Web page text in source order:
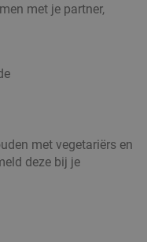
met je partner,
met vegetariërs en
deze bij je